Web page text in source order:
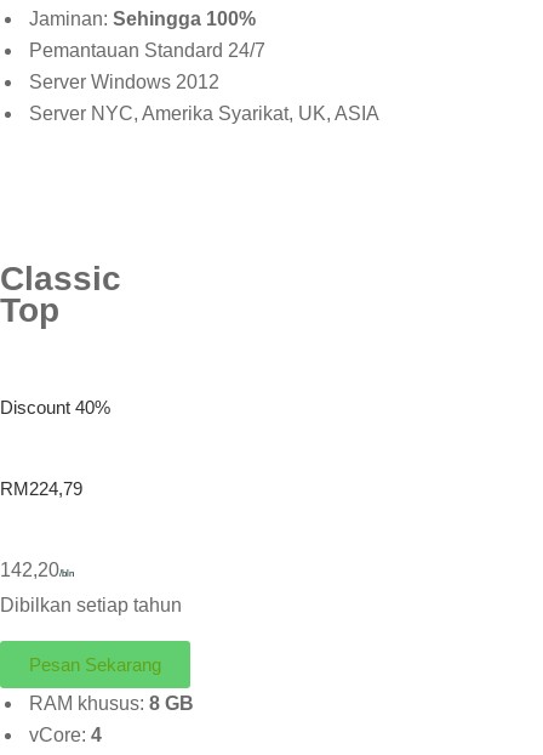
Jaminan: Sehingga 100%
Pemantauan Standard 24/7
Server Windows 2012
Server NYC, Amerika Syarikat, UK, ASIA
Classic
Top
Discount 40%
RM224,79
142,20/bln
Dibilkan setiap tahun
Pesan Sekarang
RAM khusus: 8 GB
vCore: 4